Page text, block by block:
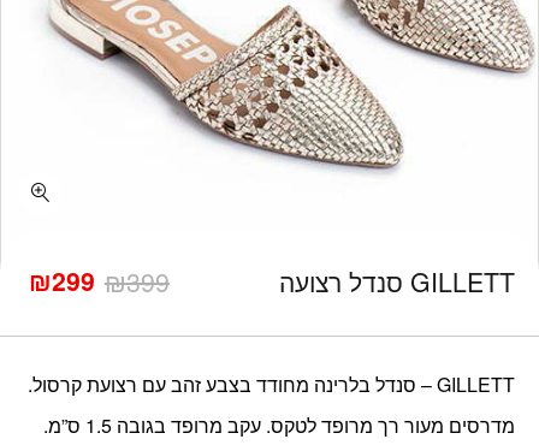
GILLETT סנדל רצועה ₪399
המחיר
המקורי
₪399.
₪299 המחיר
הנוכחי
₪299.
GILLETT – סנדל בלרינה מחודד בצבע זהב עם רצועת קרסול.
מדרסים מעור רך מרופד לטקס. עקב מרופד בגובה 1.5 ס”מ.